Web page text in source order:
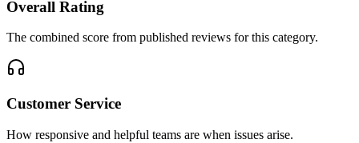
Overall Rating
The combined score from published reviews for this category.
Customer Service
How responsive and helpful teams are when issues arise.